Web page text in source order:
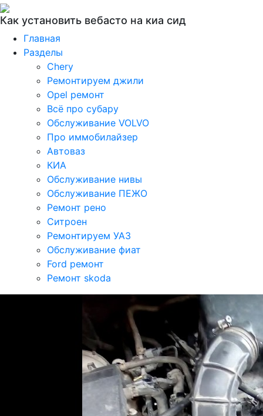
Как установить вебасто на киа сид
Главная
Разделы
Chery
Ремонтируем джили
Opel ремонт
Всё про субару
Обслуживание VOLVO
Про иммобилайзер
Автоваз
КИА
Обслуживание нивы
Обслуживание ПЕЖО
Ремонт рено
Ситроен
Ремонтируем УАЗ
Обслуживание фиат
Ford ремонт
Ремонт skoda